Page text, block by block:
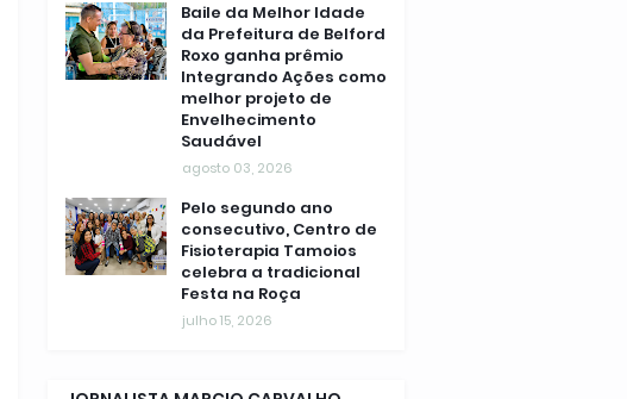
Baile da Melhor Idade
da Prefeitura de Belford
Roxo ganha prêmio
Integrando Ações como
melhor projeto de
Envelhecimento
Saudável
agosto 03, 2026
Pelo segundo ano
consecutivo, Centro de
Fisioterapia Tamoios
celebra a tradicional
Festa na Roça
julho 15, 2026